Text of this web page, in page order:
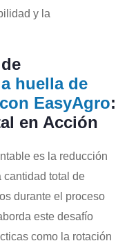
y la
huella de
EasyAgro:
en Acción
es la reducción
cantidad total de
durante el proceso
este desafío
como la rotación